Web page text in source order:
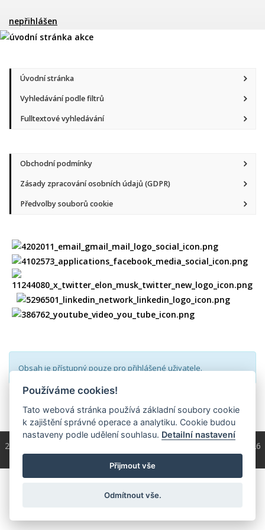
nepřihlášen
Úvodní stránka
Vyhledávání podle filtrů
Fulltextové vyhledávání
Obchodní podmínky
Zásady zpracování osobních údajů (GDPR)
Předvolby souborů cookie
Obsah je přístupný pouze pro přihlášené uživatele.
přihlásit
2004 - 2026 © Copyright / programování a správa 2004 - 2026
PRO-WEB.cz
Používáme cookies!
Tato webová stránka používá základní soubory cookie
k zajištění správné operace a analytiku. Cookie budou
nastaveny podle udělení souhlasu. Detailní nastavení
Přijmout vše
Odmítnout vše.